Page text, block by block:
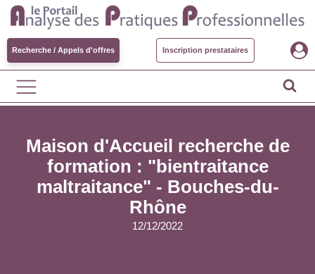
Recherche / Appels d'offres Inscription prestataires
Maison d'Accueil recherche de
formation : "bientraitance
maltraitance" - Bouches-du-
Rhône
12/12/2022